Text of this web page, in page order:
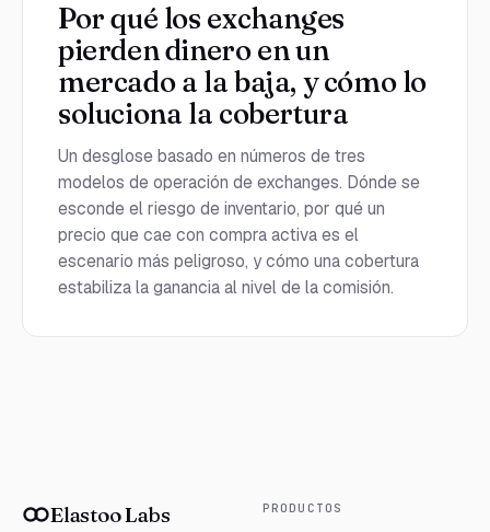
Por qué los exchanges
pierden dinero en un
mercado a la baja, y cómo lo
soluciona la cobertura
Un desglose basado en números de tres
modelos de operación de exchanges. Dónde se
esconde el riesgo de inventario, por qué un
precio que cae con compra activa es el
escenario más peligroso, y cómo una cobertura
estabiliza la ganancia al nivel de la comisión.
Elastoo Labs PRODUCTOS